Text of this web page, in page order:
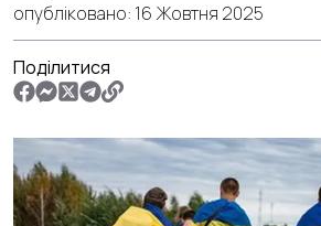
опубліковано: 16 Жовтня 2025
Поділитися